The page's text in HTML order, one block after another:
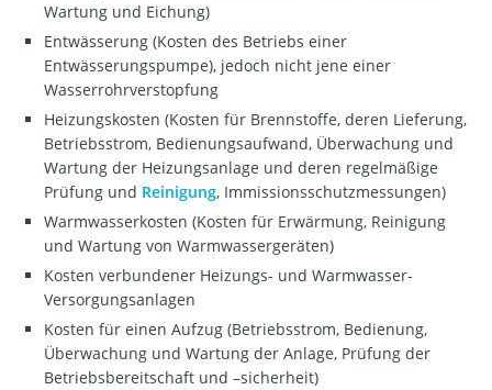
Wartung und Eichung)
Entwässerung (Kosten des Betriebs einer
Entwässerungspumpe), jedoch nicht jene einer
Wasserrohrverstopfung
Heizungskosten (Kosten für Brennstoffe, deren Lieferung,
Betriebsstrom, Bedienungsaufwand, Überwachung und
Wartung der Heizungsanlage und deren regelmäßige
Prüfung und Reinigung, Immissionsschutzmessungen)
Warmwasserkosten (Kosten für Erwärmung, Reinigung
und Wartung von Warmwassergeräten)
Kosten verbundener Heizungs- und Warmwasser-
Versorgungsanlagen
Kosten für einen Aufzug (Betriebsstrom, Bedienung,
Überwachung und Wartung der Anlage, Prüfung der
Betriebsbereitschaft und –sicherheit)